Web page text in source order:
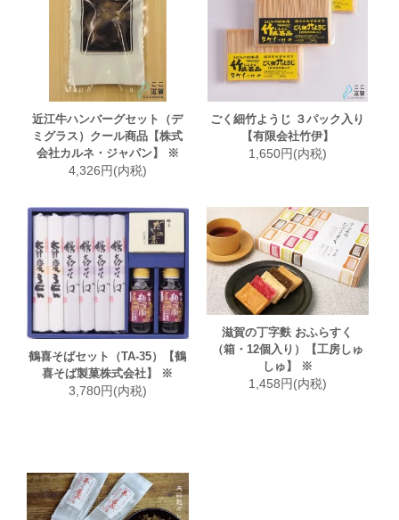
近江牛ハンバーグセット（デ
ミグラス）クール商品【株式
会社カルネ・ジャパン】 ※
4,326円(内税)
ごく細竹ようじ ３パック入り
【有限会社竹伊】
1,650円(内税)
鶴喜そばセット（TA-35）【鶴
喜そば製菓株式会社】 ※
3,780円(内税)
滋賀の丁字麩 おふらすく
（箱・12個入り）【工房しゅ
しゅ】 ※
1,458円(内税)